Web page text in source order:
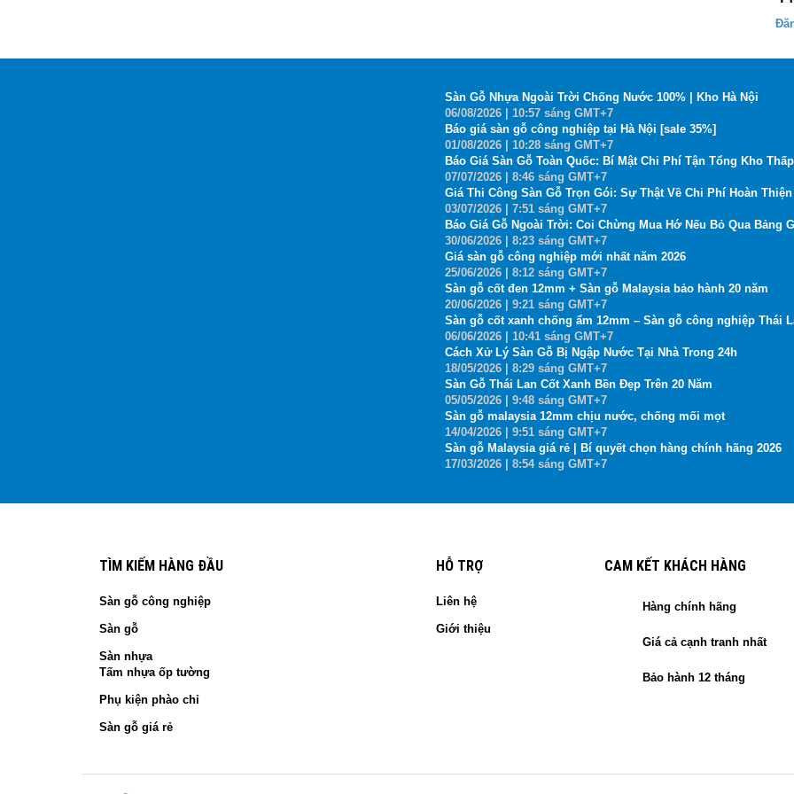
Sàn Gỗ Nhựa Ngoài Trời Chống Nước 100% | Kho Hà Nội
06/08/2026 | 10:57 sáng GMT+7
Báo giá sàn gỗ công nghiệp tại Hà Nội [sale 35%]
01/08/2026 | 10:28 sáng GMT+7
Báo Giá Sàn Gỗ Toàn Quốc: Bí Mật Chi Phí Tận Tổng Kho
07/07/2026 | 8:46 sáng GMT+7
Giá Thi Công Sàn Gỗ Trọn Gói: Sự Thật Về Chi Phí Hoàn
03/07/2026 | 7:51 sáng GMT+7
Báo Giá Gỗ Ngoài Trời: Coi Chừng Mua Hớ Nếu Bỏ Qua Bảng
30/06/2026 | 8:23 sáng GMT+7
Giá sàn gỗ công nghiệp mới nhất năm 2026
25/06/2026 | 8:12 sáng GMT+7
Sàn gỗ cốt đen 12mm + Sàn gỗ Malaysia bảo hành 20 năm
20/06/2026 | 9:21 sáng GMT+7
Sàn gỗ cốt xanh chống ẩm 12mm – Sàn gỗ công nghiệp Thái
06/06/2026 | 10:41 sáng GMT+7
Cách Xử Lý Sàn Gỗ Bị Ngập Nước Tại Nhà Trong 24h
18/05/2026 | 8:29 sáng GMT+7
Sàn Gỗ Thái Lan Cốt Xanh Bền Đẹp Trên 20 Năm
05/05/2026 | 9:48 sáng GMT+7
Sàn gỗ malaysia 12mm chịu nước, chống mối mọt
14/04/2026 | 9:51 sáng GMT+7
Sàn gỗ Malaysia giá rẻ | Bí quyết chọn hàng chính hãng 2026
17/03/2026 | 8:54 sáng GMT+7
TÌM KIẾM HÀNG ĐẦU
Sàn gỗ công nghiệp
Sàn gỗ
Sàn nhựa
Tấm nhựa ốp tường
Phụ kiện phào chỉ
Sàn gỗ giá rẻ
HỖ TRỢ
Liên hệ
Giới thiệu
CAM KẾT KHÁCH HÀNG
Hàng chính hãng
Giá cả cạnh tranh nhất
Bảo hành 12 tháng